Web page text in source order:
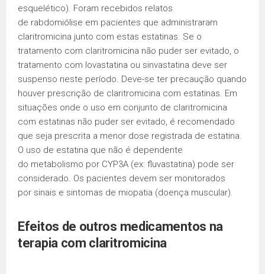
esquelético). Foram recebidos relatos
de rabdomiólise em pacientes que administraram
claritromicina junto com estas estatinas. Se o
tratamento com claritromicina não puder ser evitado, o
tratamento com lovastatina ou sinvastatina deve ser
suspenso neste período. Deve-se ter precaução quando
houver prescrição de claritromicina com estatinas. Em
situações onde o uso em conjunto de claritromicina
com estatinas não puder ser evitado, é recomendado
que seja prescrita a menor dose registrada de estatina.
O uso de estatina que não é dependente
do metabolismo por CYP3A (ex: fluvastatina) pode ser
considerado. Os pacientes devem ser monitorados
por sinais e sintomas de miopatia (doença muscular).
Efeitos de outros medicamentos na
terapia com claritromicina